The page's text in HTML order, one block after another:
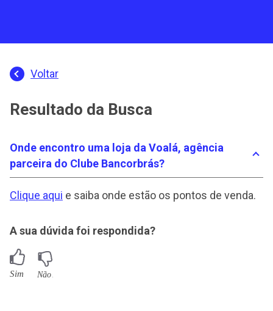
Voltar
Resultado da Busca
Onde encontro uma loja da Voalá, agência
parceira do Clube Bancorbrás?
Clique aqui e saiba onde estão os pontos de venda.
A sua dúvida foi respondida?